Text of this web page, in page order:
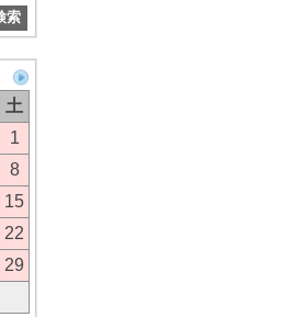
土
1
8
15
22
29